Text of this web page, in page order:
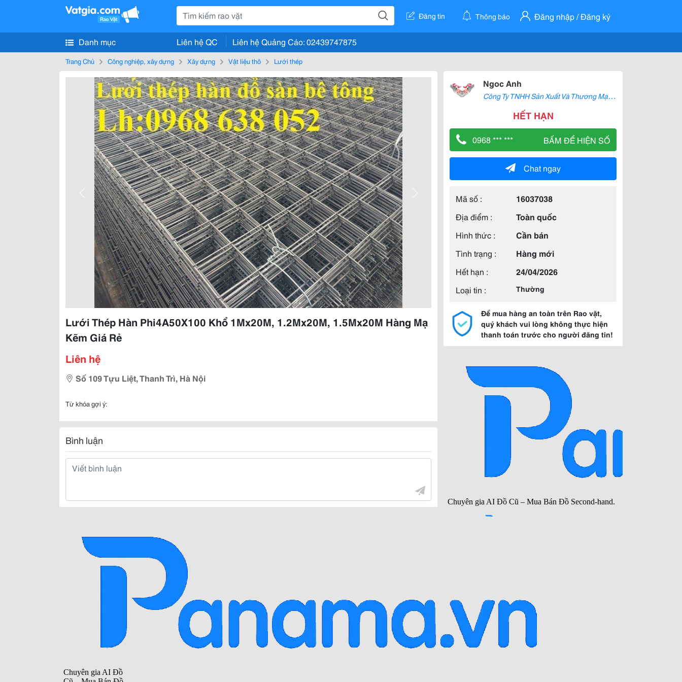
Đăng tin Thông báo Đăng nhập / Đăng ký
Danh mục Liên hệ QC Liên hệ Quảng Cáo: 02439747875
Trang Chủ Công nghiệp, xây dựng Xây dựng Vật liệu thô Lưới thép
Lưới Thép Hàn Phi4A50X100 Khổ 1Mx20M, 1.2Mx20M, 1.5Mx20M Hàng Mạ
Kẽm Giá Rẻ
Liên hệ
Số 109 Tựu Liệt, Thanh Trì, Hà Nội
Từ khóa gợi ý:
Bình luận
Ngoc Anh
C
ông Ty TNHH Sản Xuất Và Thương Mại Uy Vũ
HẾT HẠN
0968 *** *** BẤM ĐỂ HIỆN SỐ
Chat ngay
Mã số :
16037038
Địa điểm :
Toàn quốc
Hình thức :
Cần bán
Tình trạng :
Hàng mới
Hết hạn :
24/04/2026
Loại tin :
Thường
Để mua hàng an toàn trên Rao vặt,
quý khách vui lòng không thực hiện
thanh toán trước cho người đăng tin!